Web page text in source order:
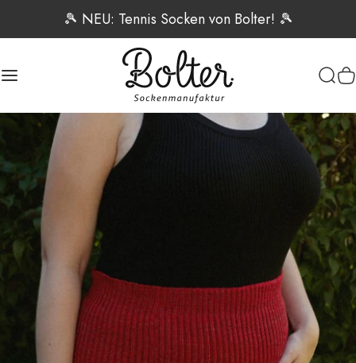
Direkt zum Inhalt
🎾 NEU: Tennis Socken von Bolter! 🎾
Seitennavigation Bolter Sockenmanufaktur